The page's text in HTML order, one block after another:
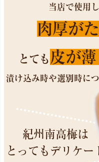
当店で使用
肉厚が
とても 皮が
漬け込み時や選別時に
紀州南高梅は
とってもデリケー